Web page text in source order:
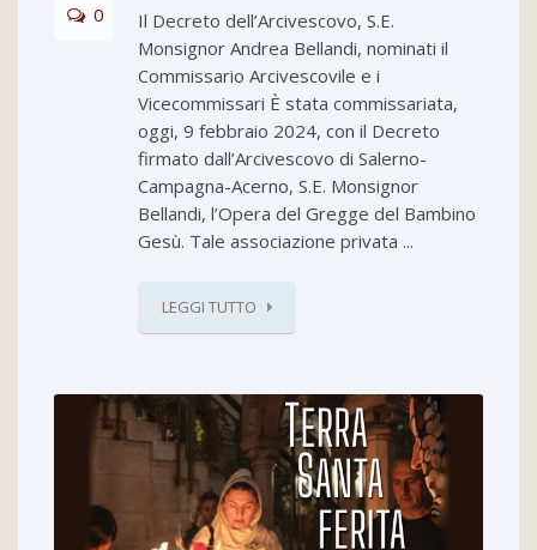
0
Il Decreto dell’Arcivescovo, S.E.
Monsignor Andrea Bellandi, nominati il
Commissario Arcivescovile e i
Vicecommissari È stata commissariata,
oggi, 9 febbraio 2024, con il Decreto
firmato dall’Arcivescovo di Salerno-
Campagna-Acerno, S.E. Monsignor
Bellandi, l’Opera del Gregge del Bambino
Gesù. Tale associazione privata ...
LEGGI TUTTO